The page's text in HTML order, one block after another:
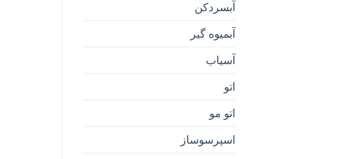
آبسردکن
آبمیوه گیر
آسیاب
اتو
اتو مو
اسپرسوساز